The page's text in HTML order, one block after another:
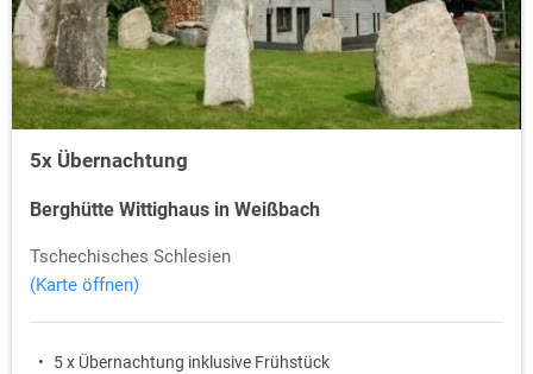
5x Übernachtung
Berghütte Wittighaus in Weißbach
Tschechisches Schlesien
(Karte öffnen)
5 x Übernachtung inklusive Frühstück